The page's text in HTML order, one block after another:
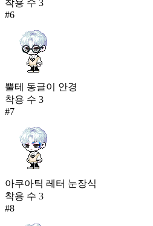
착용 수 3
#6
뿔테 동글이 안경
착용 수 3
#7
아쿠아틱 레터 눈장식
착용 수 3
#8